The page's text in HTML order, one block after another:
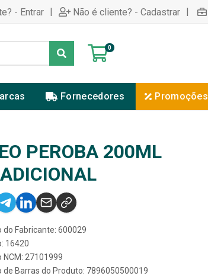
- Entrar | Não é cliente? - Cadastrar |
0
Fornecedores Promoções
PEROBA 200ML
do Fabricante: 600029
16420
NCM: 27101999
de Barras do Produto: 7896050500019